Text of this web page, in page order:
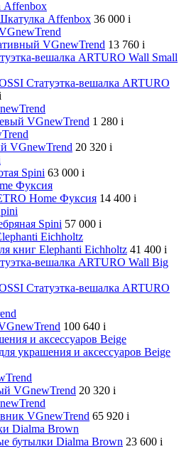
Affenbox 36 000 i
VGnewTrend 13 760 i
Статуэтка-вешалка ARTURO
VGnewTrend 1 280 i
VGnewTrend 20 320 i
Spini 63 000 i
Home Фуксия 14 400 i
Spini 57 000 i
книг Elephanti Eichholtz 41 400 i
Статуэтка-вешалка ARTURO
100 640 i
украшения и аксессуаров Beige
VGnewTrend 20 320 i
VGnewTrend 65 920 i
бутылки Dialma Brown 23 600 i